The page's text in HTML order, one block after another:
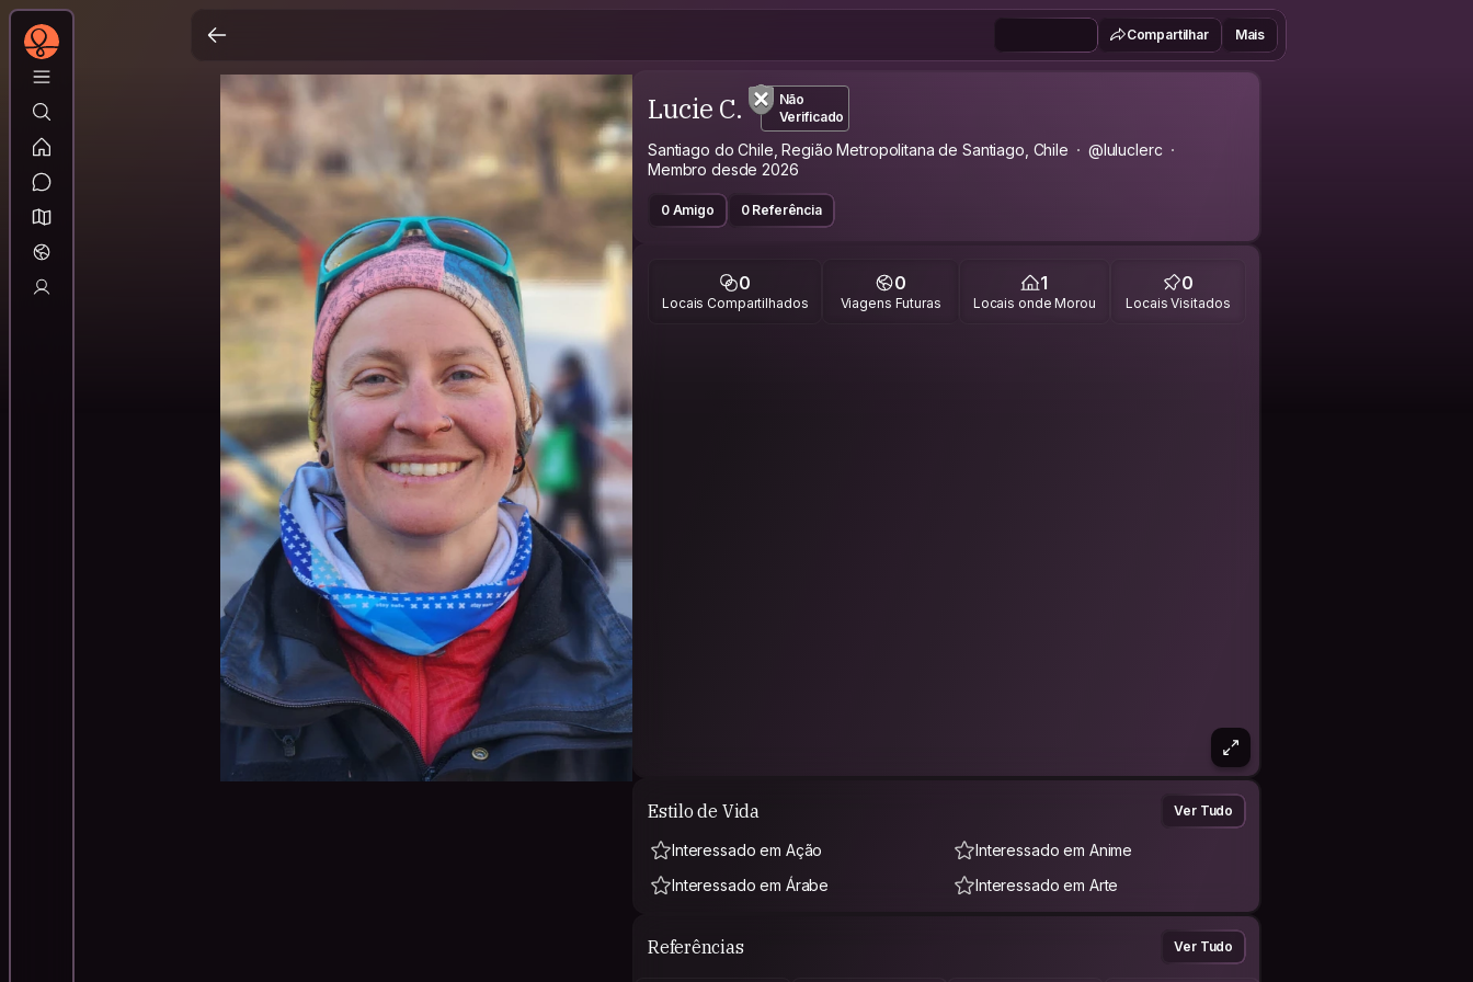
Compartilhar Mais
Lucie C.
Não
Verificado
Santiago do Chile, Região Metropolitana de Santiago, Chile
@luluclerc
Membro desde 2026
0 Amigo 0 Referência
0
Locais Compartilhados
0
Viagens Futuras
1
Locais onde Morou
0
Locais Visitados
Estilo de Vida Ver Tudo
Interessado em Ação
Interessado em Anime
Interessado em Árabe
Interessado em Arte
Referências Ver Tudo